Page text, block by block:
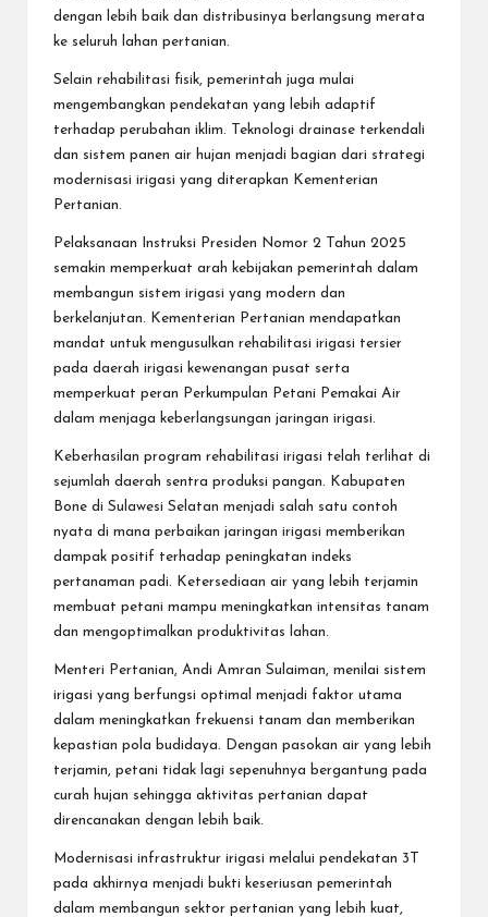
dengan lebih baik dan distribusinya berlangsung merata
ke seluruh lahan pertanian.
Selain rehabilitasi fisik, pemerintah juga mulai
mengembangkan pendekatan yang lebih adaptif
terhadap perubahan iklim. Teknologi drainase terkendali
dan sistem panen air hujan menjadi bagian dari strategi
modernisasi irigasi yang diterapkan Kementerian
Pertanian.
Pelaksanaan Instruksi Presiden Nomor 2 Tahun 2025
semakin memperkuat arah kebijakan pemerintah dalam
membangun sistem irigasi yang modern dan
berkelanjutan. Kementerian Pertanian mendapatkan
mandat untuk mengusulkan rehabilitasi irigasi tersier
pada daerah irigasi kewenangan pusat serta
memperkuat peran Perkumpulan Petani Pemakai Air
dalam menjaga keberlangsungan jaringan irigasi.
Keberhasilan program rehabilitasi irigasi telah terlihat di
sejumlah daerah sentra produksi pangan. Kabupaten
Bone di Sulawesi Selatan menjadi salah satu contoh
nyata di mana perbaikan jaringan irigasi memberikan
dampak positif terhadap peningkatan indeks
pertanaman padi. Ketersediaan air yang lebih terjamin
membuat petani mampu meningkatkan intensitas tanam
dan mengoptimalkan produktivitas lahan.
Menteri Pertanian, Andi Amran Sulaiman, menilai sistem
irigasi yang berfungsi optimal menjadi faktor utama
dalam meningkatkan frekuensi tanam dan memberikan
kepastian pola budidaya. Dengan pasokan air yang lebih
terjamin, petani tidak lagi sepenuhnya bergantung pada
curah hujan sehingga aktivitas pertanian dapat
direncanakan dengan lebih baik.
Modernisasi infrastruktur irigasi melalui pendekatan 3T
pada akhirnya menjadi bukti keseriusan pemerintah
dalam membangun sektor pertanian yang lebih kuat,